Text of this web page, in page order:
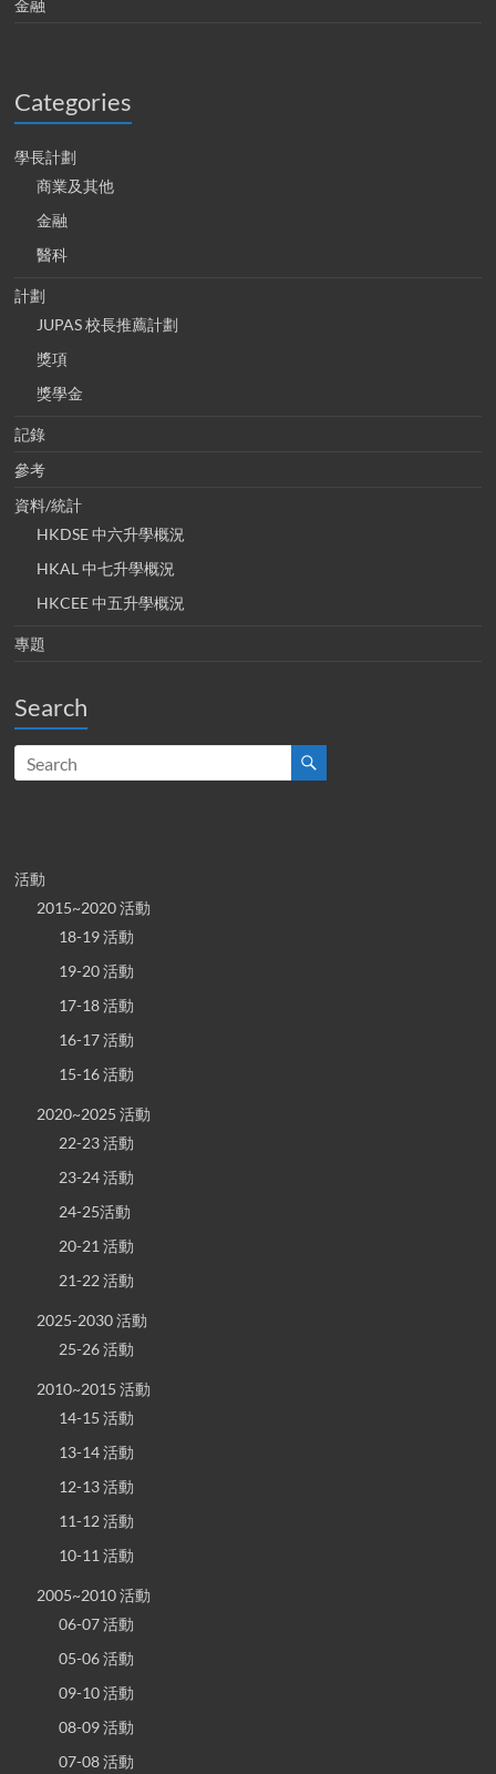
金融
Categories
學長計劃
商業及其他
金融
醫科
計劃
JUPAS 校長推薦計劃
獎項
獎學金
記錄
參考
資料/統計
HKDSE 中六升學概況
HKAL 中七升學概況
HKCEE 中五升學概況
專題
Search
活動
2015~2020 活動
18-19 活動
19-20 活動
17-18 活動
16-17 活動
15-16 活動
2020~2025 活動
22-23 活動
23-24 活動
24-25活動
20-21 活動
21-22 活動
2025-2030 活動
25-26 活動
2010~2015 活動
14-15 活動
13-14 活動
12-13 活動
11-12 活動
10-11 活動
2005~2010 活動
06-07 活動
05-06 活動
09-10 活動
08-09 活動
07-08 活動